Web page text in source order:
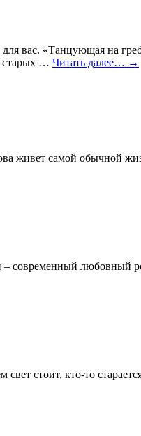
для вас. «Танцующая на
старых … Читать далее… →
живет самой обычной
– современный любовный
стоит, кто-то